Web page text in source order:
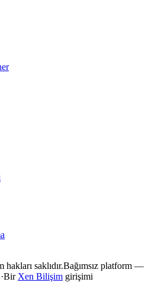
saklıdır.Bağımsız platform —
·Bir Xen Bilişim girişimi